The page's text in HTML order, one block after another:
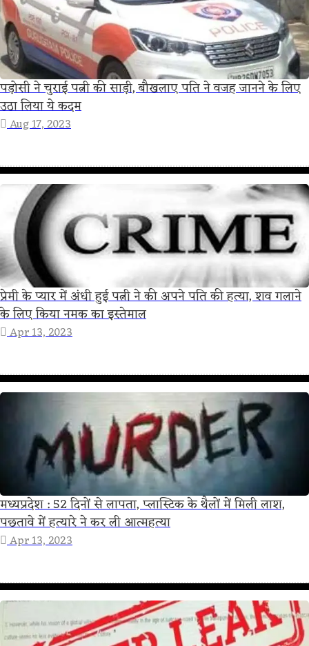
पड़ोसी ने चुराई पत्नी की साड़ी, बौखलाए पति ने वजह जानने के लिए
उठा लिया ये कदम
Aug 17, 2023
प्रेमी के प्यार में अंधी हुई पत्नी ने की अपने पति की हत्या, शव गलाने
के लिए किया नमक का इस्तेमाल
Apr 13, 2023
मध्यप्रदेश : 52 दिनों से लापता, प्लास्टिक के थैलों में मिली लाश,
पछतावे में हत्‍यारे ने कर ली आत्‍महत्‍या
Apr 13, 2023